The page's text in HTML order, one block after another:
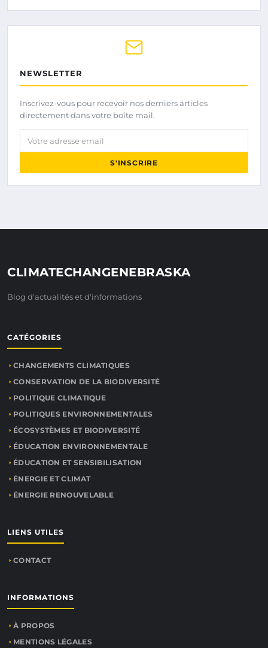
NEWSLETTER
Inscrivez-vous pour recevoir nos derniers articles
directement dans votre boîte mail.
Votre adresse email
S'INSCRIRE
CLIMATECHANGENEBRASKA
Blog d'actualités et d'informations
CATÉGORIES
CHANGEMENTS CLIMATIQUES
CONSERVATION DE LA BIODIVERSITÉ
POLITIQUE CLIMATIQUE
POLITIQUES ENVIRONNEMENTALES
ÉCOSYSTÈMES ET BIODIVERSITÉ
ÉDUCATION ENVIRONNEMENTALE
ÉDUCATION ET SENSIBILISATION
ÉNERGIE ET CLIMAT
ÉNERGIE RENOUVELABLE
LIENS UTILES
CONTACT
INFORMATIONS
À PROPOS
MENTIONS LÉGALES